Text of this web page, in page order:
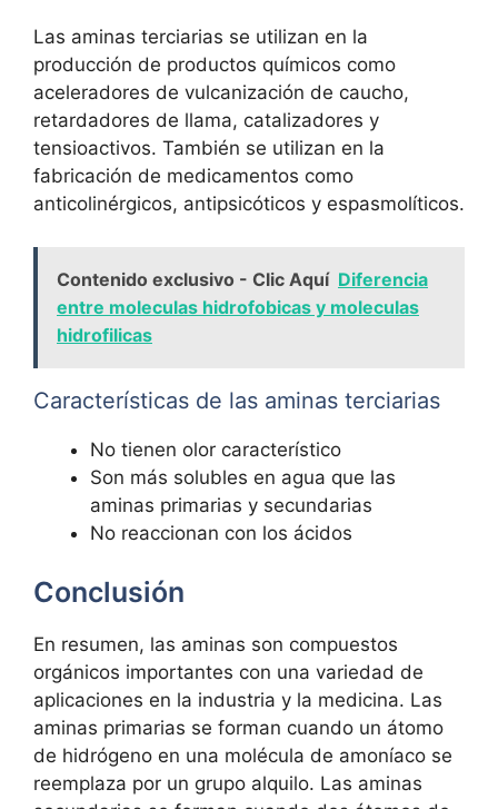
Las aminas terciarias se utilizan en la
producción de productos químicos como
aceleradores de vulcanización de caucho,
retardadores de llama, catalizadores y
tensioactivos. También se utilizan en la
fabricación de medicamentos como
anticolinérgicos, antipsicóticos y espasmolíticos.
Contenido exclusivo - Clic Aquí Diferencia
entre moleculas hidrofobicas y moleculas
hidrofilicas
Características de las aminas terciarias
No tienen olor característico
Son más solubles en agua que las
aminas primarias y secundarias
No reaccionan con los ácidos
Conclusión
En resumen, las aminas son compuestos
orgánicos importantes con una variedad de
aplicaciones en la industria y la medicina. Las
aminas primarias se forman cuando un átomo
de hidrógeno en una molécula de amoníaco se
reemplaza por un grupo alquilo. Las aminas